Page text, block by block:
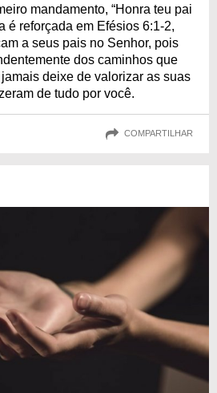
mandamento, “Honra teu pai
é reforçada em Efésios 6:1-2,
a seus pais no Senhor, pois
dos caminhos que
deixe de valorizar as suas
de tudo por você.
COMPARTILHAR